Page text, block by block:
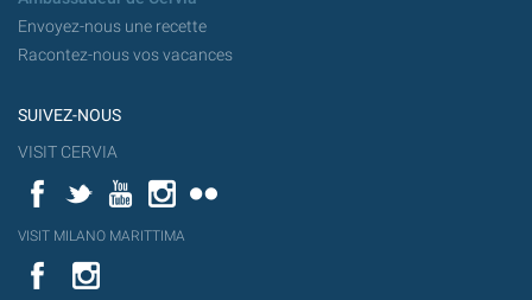
Envoyez-nous une recette
Racontez-nous vos vacances
SUIVEZ-NOUS
VISIT CERVIA
FacebookTwitterYouTubeInstagram
YouT
VISIT MILANO MARITTIMA
Flick
VISIT
MILANO
YouTube